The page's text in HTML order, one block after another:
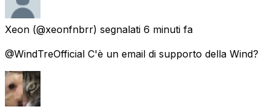
Xeon (@xeonfnbrr) segnalati 6 minuti fa
@WindTreOfficial C'è un email di supporto della Wind?